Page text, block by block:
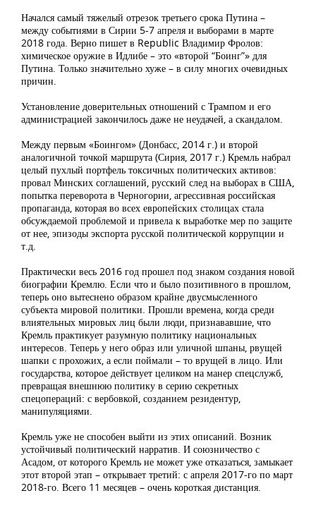
Начался самый тяжелый отрезок третьего срока Путина –
между событиями в Сирии 5-7 апреля и выборами в марте
2018 года. Верно пишет в Republic Владимир Фролов:
химическое оружие в Идлибе – это «второй “Боинг”» для
Путина. Только значительно хуже – в силу многих очевидных
причин.
Установление доверительных отношений с Трампом и его
администрацией закончилось даже не неудачей, а скандалом.
Между первым «Боингом» (Донбасс, 2014 г.) и второй
аналогичной точкой маршрута (Сирия, 2017 г.) Кремль набрал
целый пухлый портфель токсичных политических активов:
провал Минских соглашений, русский след на выборах в США,
попытка переворота в Черногории, агрессивная российская
пропаганда, которая во всех европейских столицах стала
обсуждаемой проблемой и привела к выработке мер по защите
от нее, эпизоды экспорта русской политической коррупции и
т.д.
Практически весь 2016 год прошел под знаком создания новой
биографии Кремлю. Если что и было позитивного в прошлом,
теперь оно вытеснено образом крайне двусмысленного
субъекта мировой политики. Прошли времена, когда среди
влиятельных мировых лиц были люди, признававшие, что
Кремль практикует разумную политику национальных
интересов. Теперь у него образ или уличной шпаны, рвущей
шапки с прохожих, а если поймали – то врущей в лицо. Или
государства, которое действует целиком на манер спецслужб,
превращая внешнюю политику в серию секретных
спецопераций: с вербовкой, созданием резидентур,
манипуляциями.
Кремль уже не способен выйти из этих описаний. Возник
устойчивый политический нарратив. И союзничество с
Асадом, от которого Кремль не может уже отказаться, замыкает
этот второй этап – открывает третий: с апреля 2017-го по март
2018-го. Всего 11 месяцев – очень короткая дистанция.